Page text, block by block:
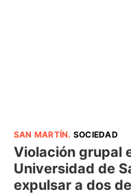
SAN MARTÍN. SOCIEDAD
Violación grupal
Universidad de
expulsar a dos